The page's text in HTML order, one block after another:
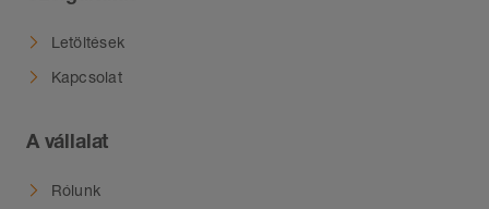
Letöltések
Kapcsolat
A vállalat
Rólunk